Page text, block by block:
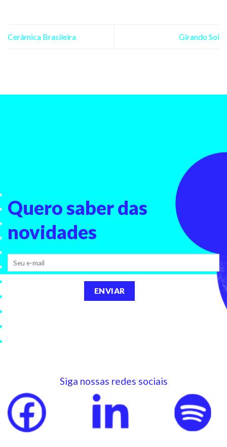
Cerâmica Brasileira Girando Sol
Quero saberdas
novidades
Siga nossas redes sociais